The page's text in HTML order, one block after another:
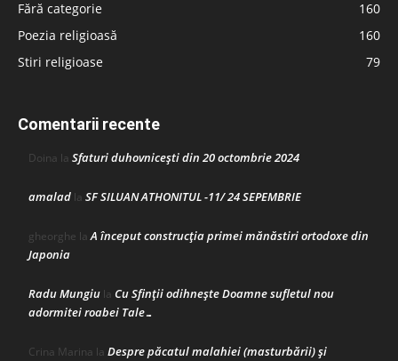
Fără categorie
160
Poezia religioasă
160
Stiri religioase
79
Comentarii recente
Doina la Sfaturi duhovnicești din 20 octombrie 2024
amalad la SF SILUAN ATHONITUL -11/ 24 SEPEMBRIE
gheorghe laA început construcţia primei mănăstiri ortodoxe din
Japonia
Radu Mungiu la Cu Sfinții odihnește Doamne sufletul nou
adormitei roabei Tale…
Crina Marina la Despre păcatul malahiei (masturbării) şi